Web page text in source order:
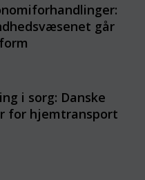
går
i sorg: Danske
for hjemtransport